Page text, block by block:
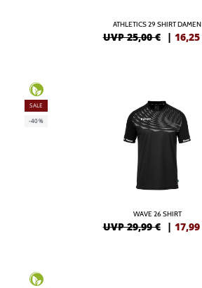
ATHLETICS 29 SHIRT DAMEN
UVP 25,00 € | 16,25
SALE
-40%
WAVE 26 SHIRT
UVP 29,99 € | 17,99